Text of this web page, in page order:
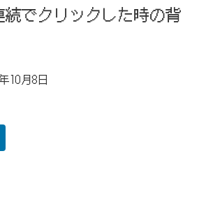
でクリックした時の背
10月8日